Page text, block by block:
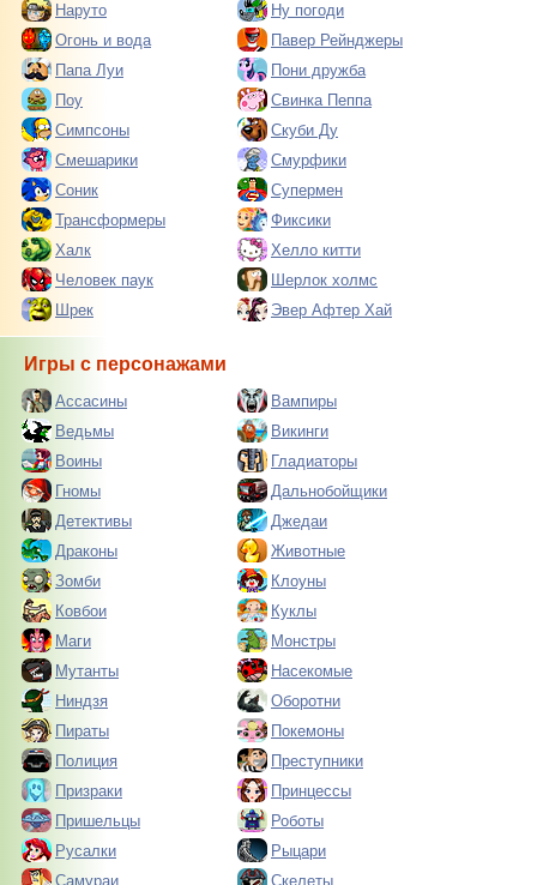
Наруто
Ну погоди
Огонь и вода
Павер Рейнджеры
Папа Луи
Пони дружба
Поу
Свинка Пеппа
Симпсоны
Скуби Ду
Смешарики
Смурфики
Соник
Супермен
Трансформеры
Фиксики
Халк
Хелло китти
Человек паук
Шерлок холмс
Шрек
Эвер Афтер Хай
Игры с персонажами
Ассасины
Вампиры
Ведьмы
Викинги
Воины
Гладиаторы
Гномы
Дальнобойщики
Детективы
Джедаи
Драконы
Животные
Зомби
Клоуны
Ковбои
Куклы
Маги
Монстры
Мутанты
Насекомые
Ниндзя
Оборотни
Пираты
Покемоны
Полиция
Преступники
Призраки
Принцессы
Пришельцы
Роботы
Русалки
Рыцари
Самураи
Скелеты